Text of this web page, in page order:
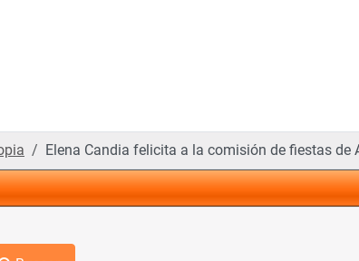
y cuentos de Benito Godoque
Elena Candia felicita a la comisión de fiestas de